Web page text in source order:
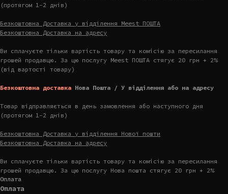
(протягом 1-2 днів)
Безкоштовна Доставка у відділення Meest ПОШТА
Безкоштовна Доставка на адресу
Ви сплачуєте тільки вартість товару та комісію за пересилання
грошей продавцю. За цю послугу Meest ПОШТА стягує 20 грн + 2%
(від вартості товару)
Безкоштовна доставка Нова Пошта / У відділення або на адресу
Товар відправляється в день замовлення або наступного дня
(протягом 1-2 днів)
Безкоштовна Доставка у відділення Нової пошти
Безкоштовна Доставка на адресу
Ви сплачуєте тільки вартість товару та комісію за пересилання
грошей продавцю. За цю послугу Нова пошта стягує 20 грн + 2%
Оплата
Оплата